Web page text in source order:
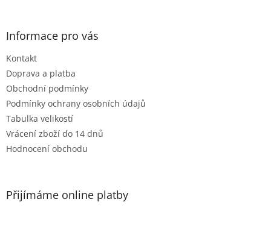
Informace pro vás
Kontakt
Doprava a platba
Obchodní podmínky
Podmínky ochrany osobních údajů
Tabulka velikostí
Vrácení zboží do 14 dnů
Hodnocení obchodu
Přijímáme online platby